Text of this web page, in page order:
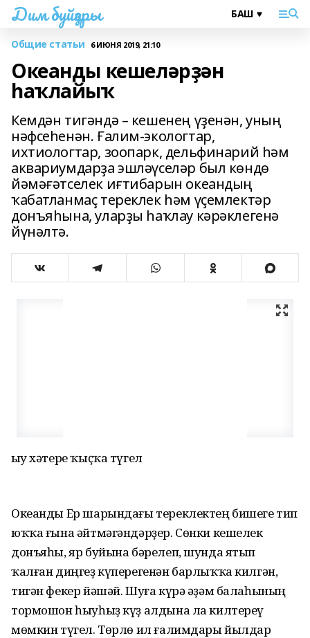
Дим буйҙары
Общие статьи 6 ИЮНЯ 2019, 21:10
Океанды кешеләрҙән
һаҡлайыҡ
Кемдән тигәндә – кешенең үҙенән, уның
нәфсеһенән. Ғалим-экологтар,
ихтиологтар, зоопарк, дельфинарий һәм
аквариумдарҙа эшләүселәр был көндө
йәмәғәтселек иғтибарын океандың
ҡабатланмаҫ тереклек һәм үҫемлектәр
донъяһына, уларҙы һаҡлау кәрәклегенә
йүнәлтә.
Һыу хәтере ҡыҫҡа түгел
Океанды Ер шарындағы тереклектең бишеге тип
юҡҡа ғына әйтмәгәндәрҙер. Сөнки кешелек
донъяһы, яр буйына бәрелеп, шунда ятып
ҡалған диңгеҙ күперегенән барлыҡҡа килгән,
тигән фекер йәшәй. Шуға күрә әҙәм балаһының
тормошон һыуһыҙ күҙ алдына ла килтереү
мөмкин түгел. Төрлө ил ғалимдары йылдар